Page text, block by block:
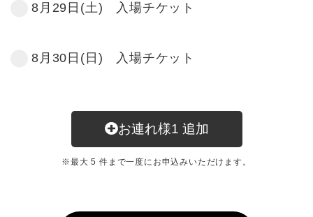
8月29日(土) 入場チケット
8月30日(日) 入場チケット
お連れ様1 追加
※最大 5 件まで一度にお申込みいただけます。